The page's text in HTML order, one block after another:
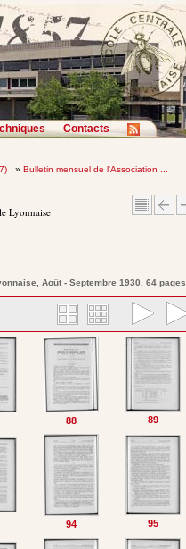
Contacts
» Bulletin mensuel de l'Association ...
Lyonnaise
, Août - Septembre 1930, 64 pages
88 89
94 95